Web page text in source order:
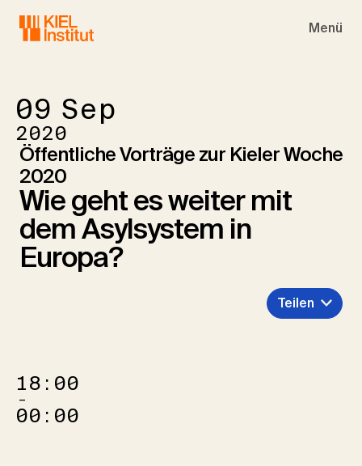
Menü
09 Sep
2020
Öffentliche Vorträge zur Kieler Woche
2020
Wie geht es weiter mit
dem Asylsystem in
Europa?
Teilen
18:00
–
00:00